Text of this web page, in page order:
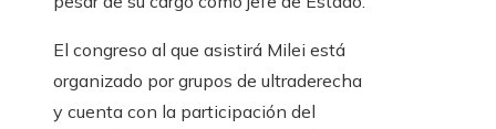
El congreso al que asistirá Milei está
organizado por grupos de ultraderecha
y cuenta con la participación del